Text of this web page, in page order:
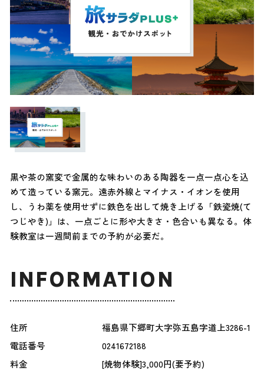
黒や茶の窯変で金属的な味わいのある陶器を一点一点心を込
めて造っている窯元。遠赤外線とマイナス・イオンを使用
し、うわ薬を使用せずに鉄色を出して焼き上げる「鉄瓷焼(て
つじやき)」は、一点ごとに形や大きさ・色合いも異なる。体
験教室は一週間前までの予約が必要だ。
INFORMATION
住所
福島県下郷町大字弥五島字道上3286-1
電話番号
0241672188
料金
[焼物体験]3,000円(要予約)